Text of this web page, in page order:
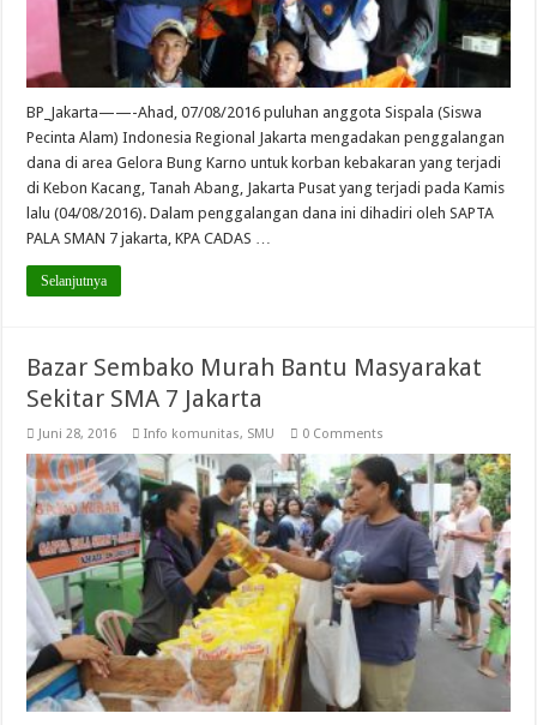
BP_Jakarta——-Ahad, 07/08/2016 puluhan anggota Sispala (Siswa
Pecinta Alam) Indonesia Regional Jakarta mengadakan penggalangan
dana di area Gelora Bung Karno untuk korban kebakaran yang terjadi
di Kebon Kacang, Tanah Abang, Jakarta Pusat yang terjadi pada Kamis
lalu (04/08/2016). Dalam penggalangan dana ini dihadiri oleh SAPTA
PALA SMAN 7 jakarta, KPA CADAS …
Selanjutnya
Bazar Sembako Murah Bantu Masyarakat
Sekitar SMA 7 Jakarta
Juni 28, 2016 Info komunitas, SMU 0 Comments